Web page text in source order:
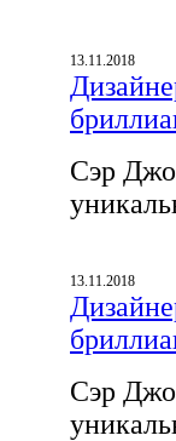
13.11.2018
Сэр
13.11.2018
Сэр